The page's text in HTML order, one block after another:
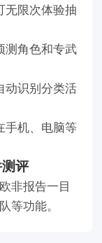
无限次体验抽
测角色和专武
动识别分类活
手机、电脑等
评
非报告一目
等功能。